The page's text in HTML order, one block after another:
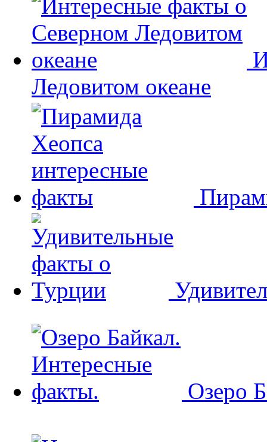
Ледовитом океане
Озеро